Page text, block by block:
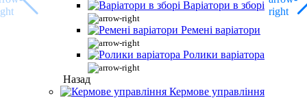
Варіатори в зборі
Ремені варіатори
Ролики варіатора
Назад
Кермове управління